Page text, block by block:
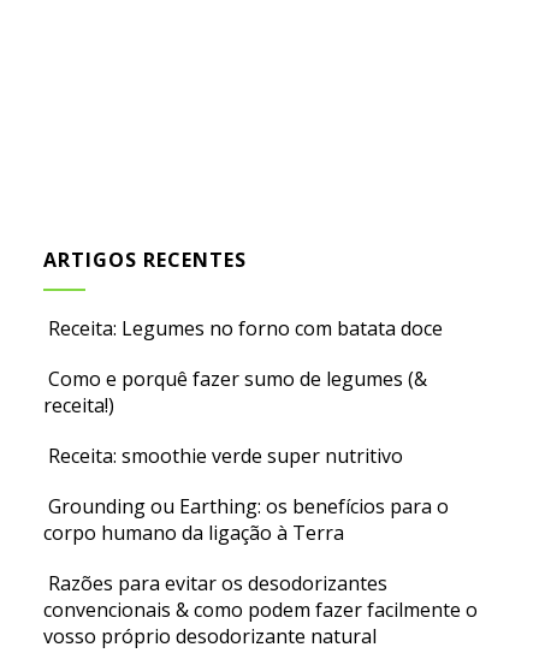
ARTIGOS RECENTES
Receita: Legumes no forno com batata doce
Como e porquê fazer sumo de legumes (&
receita!)
Receita: smoothie verde super nutritivo
Grounding ou Earthing: os benefícios para o
corpo humano da ligação à Terra
Razões para evitar os desodorizantes
convencionais & como podem fazer facilmente o
vosso próprio desodorizante natural